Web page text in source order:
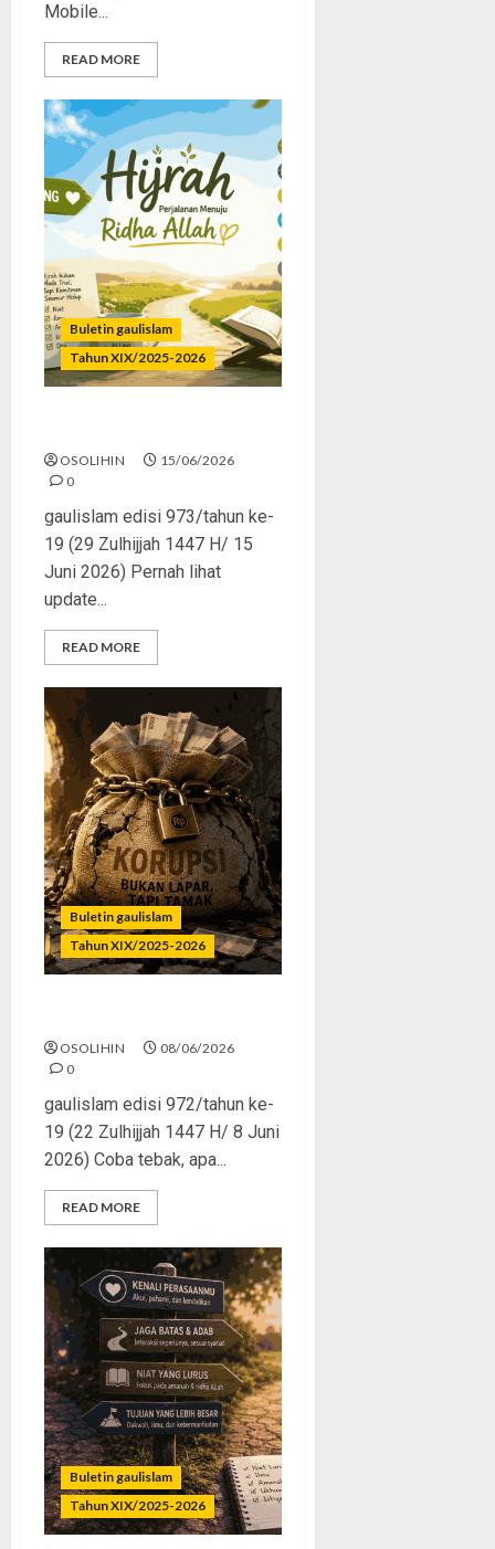
Mobile...
READ MORE
Buletin gaulislam
Tahun XIX/2025-2026
OSOLIHIN
15/06/2026
0
gaulislam edisi 973/tahun ke-
19 (29 Zulhijjah 1447 H/ 15
Juni 2026) Pernah lihat
update...
READ MORE
Buletin gaulislam
Tahun XIX/2025-2026
OSOLIHIN
08/06/2026
0
gaulislam edisi 972/tahun ke-
19 (22 Zulhijjah 1447 H/ 8 Juni
2026) Coba tebak, apa...
READ MORE
Buletin gaulislam
Tahun XIX/2025-2026